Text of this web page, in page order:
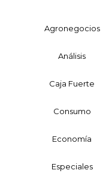
Agronegocios
Análisis
Caja Fuerte
Consumo
Economía
Especiales